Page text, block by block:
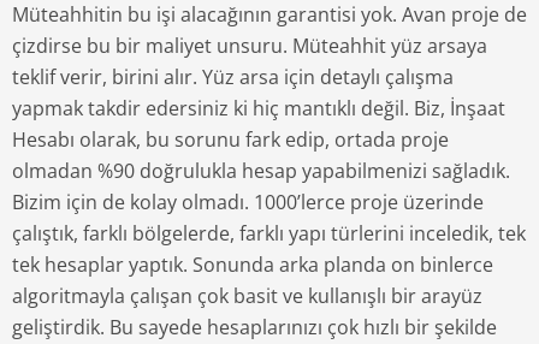
Müteahhitin bu işi alacağının garantisi yok. Avan proje de
çizdirse bu bir maliyet unsuru. Müteahhit yüz arsaya
teklif verir, birini alır. Yüz arsa için detaylı çalışma
yapmak takdir edersiniz ki hiç mantıklı değil. Biz, İnşaat
Hesabı olarak, bu sorunu fark edip, ortada proje
olmadan %90 doğrulukla hesap yapabilmenizi sağladık.
Bizim için de kolay olmadı. 1000’lerce proje üzerinde
çalıştık, farklı bölgelerde, farklı yapı türlerini inceledik, tek
tek hesaplar yaptık. Sonunda arka planda on binlerce
algoritmayla çalışan çok basit ve kullanışlı bir arayüz
geliştirdik. Bu sayede hesaplarınızı çok hızlı bir şekilde